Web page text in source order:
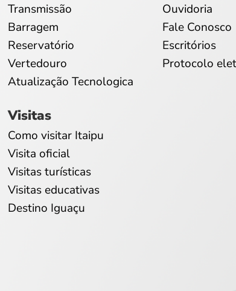
Transmissão
Barragem
Reservatório
Vertedouro
Atualização Tecnologica
Visitas
Como visitar Itaipu
Visita oficial
Visitas turísticas
Visitas educativas
Destino Iguaçu
Ouvidoria
Fale Conosco
Escritórios
Protocolo